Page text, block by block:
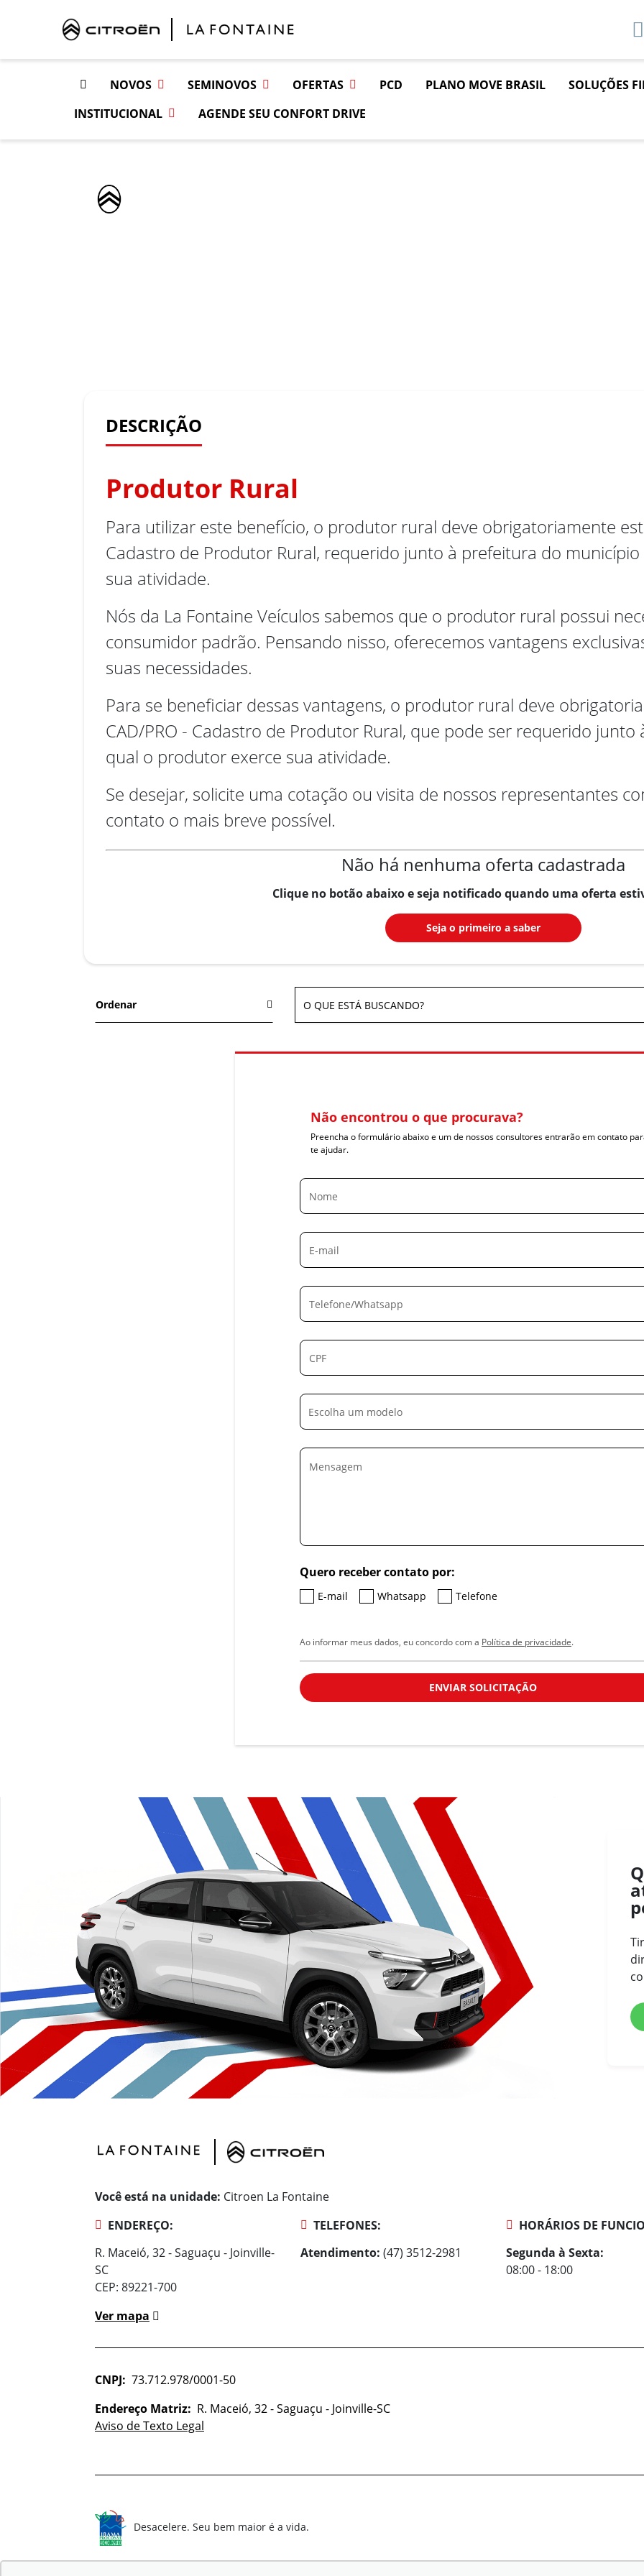
NOVOS SEMINOVOS OFERTAS PCD PLANO MOVE BRASIL
SOLUÇÕES
INSTITUCIONAL
AGENDE SEU CONFORT DRIVE
DESCRIÇÃO
Produtor Rural
Para utilizar este benefício, o produtor rural deve obrigatoriamente
Cadastro de Produtor Rural, requerido junto à prefeitura do
sua atividade.
Nós da La Fontaine Veículos sabemos que o produtor rural possui
consumidor padrão. Pensando nisso, oferecemos vantagens
suas necessidades.
Para se beneficiar dessas vantagens, o produtor rural deve
CAD/PRO - Cadastro de Produtor Rural, que pode ser requerido
qual o produtor exerce sua atividade.
Se desejar, solicite uma cotação ou visita de nossos representantes
contato o mais breve possível.
Não há nenhuma oferta cadastrada
Clique no botão abaixo e seja notificado quando uma oferta
Seja o primeiro a saber
Ordenar
Não encontrou o que procurava?
Preencha o formulário abaixo e um de nossos consultores entrarão em contato
te ajudar.
Escolha um modelo
Quero receber contato por:
E-mail Whatsapp Telefone
Ao informar meus dados, eu concordo com a Política de privacidade.
ENVIAR SOLICITAÇÃO
Você está na unidade: Citroen La Fontaine
ENDEREÇO:
R. Maceió, 32 - Saguaçu - Joinville-
SC
CEP: 89221-700
Ver mapa
TELEFONES:
Atendimento: (47) 3512-2981
HORÁRIOS DE
Segunda à Sexta:
08:00 - 18:00
CNPJ: 73.712.978/0001-50
Endereço Matriz: R. Maceió, 32 - Saguaçu - Joinville-SC
Aviso de Texto Legal
Desacelere. Seu bem maior é a vida.